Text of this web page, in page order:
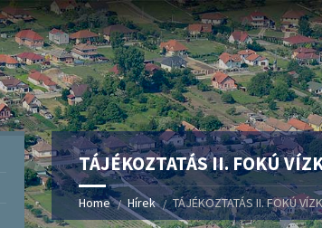
TÁJÉKOZTATÁS II. FOKÚ
Home Hírek TÁJÉKOZTATÁS II. FOKÚ